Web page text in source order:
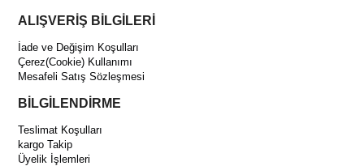
ALIŞVERİŞ BİLGİLERİ
İade ve Değişim Koşulları
Çerez(Cookie) Kullanımı
Mesafeli Satış Sözleşmesi
BİLGİLENDİRME
Teslimat Koşulları
kargo Takip
Üyelik İşlemleri